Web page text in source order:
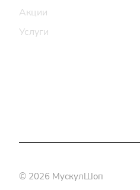
Акции
Услуги
© 2026 МускулШоп